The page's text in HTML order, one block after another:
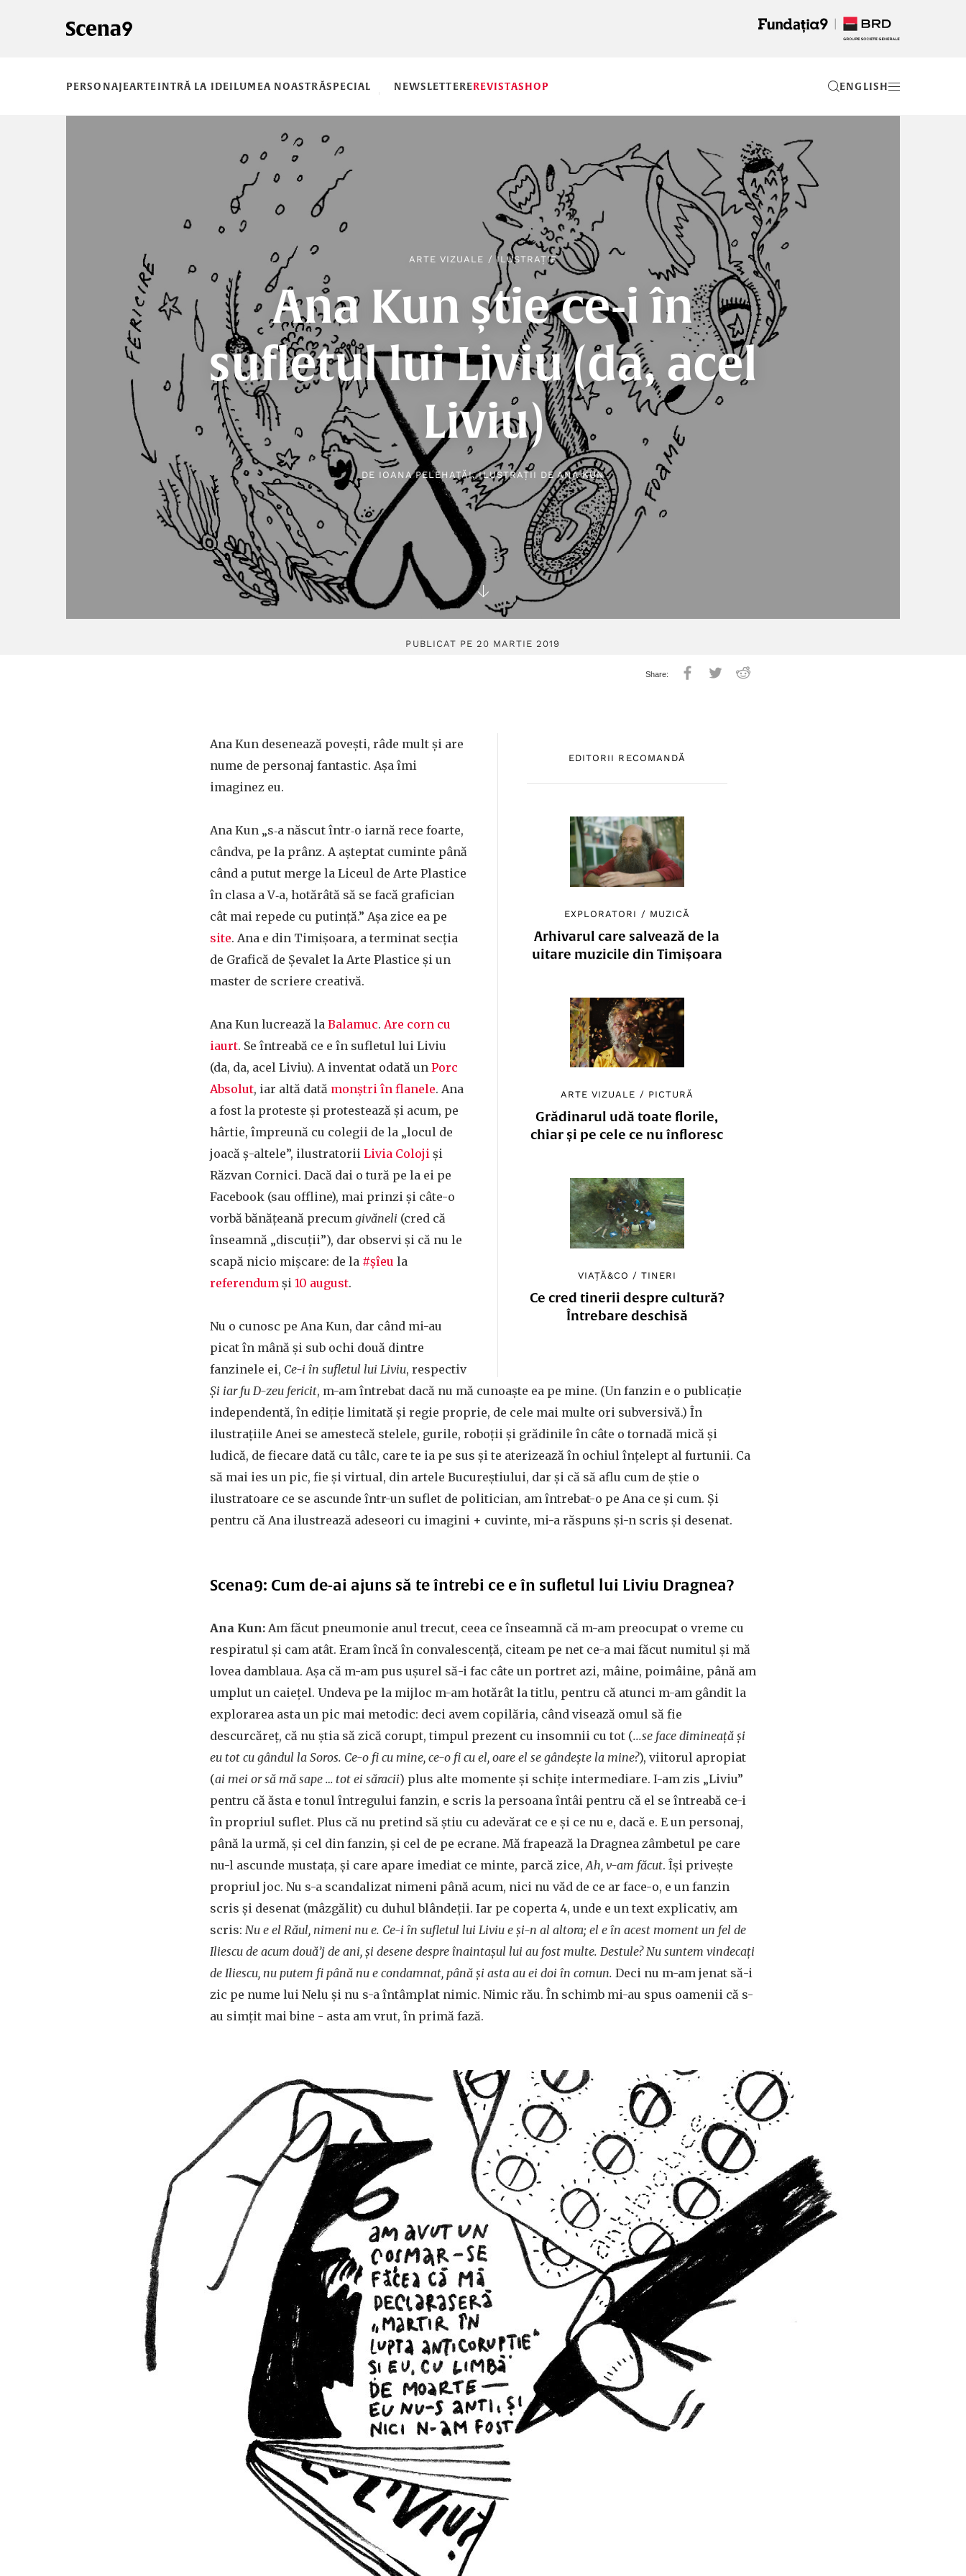
PERSONAJEARTEINTRĂ LA IDEILUMEA NOASTRĂSPECIAL NEWSLETTEREREVISTASHOP EN
ARTE VIZUALE /ILUSTRAȚIE
Ana Kun știe ce-i în
sufletul lui Liviu (da, acel
Liviu)
DE IOANA PELEHATĂI, ILUSTRAȚII DE ANA KUN
PUBLICAT PE 20 MARTIE 2019
EDITORII RECOMANDĂ
EXPLORATORI / MUZICĂ
Arhivarul care salvează de la
uitare muzicile din Timișoara
ARTE VIZUALE / PICTURĂ
Grădinarul udă toate florile,
chiar și pe cele ce nu înfloresc
VIAȚĂ&CO /TINERI
Ce cred tinerii despre cultură?
Întrebare deschisă
Ana Kun desenează povești, râde mult și are
nume de personaj fantastic. Așa îmi
imaginez eu.
Ana Kun „s‑a născut într‑o iarnă rece foarte,
cândva, pe la prânz. A așteptat cuminte până
când a putut merge la Liceul de Arte Plastice
în clasa a V‑a, hotărâtă să se facă grafician
cât mai repede cu putință.” Așa zice ea pe
site. Ana e din Timișoara, a terminat secția
de Grafică de Șevalet la Arte Plastice și un
master de scriere creativă.
Ana Kun lucrează la Balamuc. Are corn cu
iaurt. Se întreabă ce e în sufletul lui Liviu
(da, da, acel Liviu). A inventat odată un Porc
Absolut, iar altă dată monștri în flanele. Ana
a fost la proteste și protestează și acum, pe
hârtie, împreună cu colegii de la „locul de
joacă ș-altele”, ilustratorii Livia Coloji și
Răzvan Cornici. Dacă dai o tură pe la ei pe
Facebook (sau offline), mai prinzi și câte-o
vorbă bănățeană precum givăneli (cred că
înseamnă „discuții”), dar observi și că nu le
scapă nicio mișcare: de la #șîeu la
referendum și 10 august.
Nu o cunosc pe Ana Kun, dar când mi-au
picat în mână și sub ochi două dintre
fanzinele ei, Ce-i în sufletul lui Liviu, respectiv
Și iar fu D-zeu fericit, m-am întrebat dacă nu mă cunoaște ea pe mine. (Un fanzin e o publicație
independentă, în ediție limitată și regie proprie, de cele mai multe ori subversivă.) În
ilustrațiile Anei se amestecă stelele, gurile, roboții și grădinile în câte o tornadă mică și
ludică, de fiecare dată cu tâlc, care te ia pe sus și te aterizează în ochiul înțelept al furtunii. Ca
să mai ies un pic, fie și virtual, din artele Bucureștiului, dar și că să aflu cum de știe o
ilustratoare ce se ascunde într-un suflet de politician, am întrebat-o pe Ana ce și cum. Și
pentru că Ana ilustrează adeseori cu imagini + cuvinte, mi-a răspuns și-n scris și desenat.
Scena9: Cum de-ai ajuns să te întrebi ce e în sufletul lui Liviu Dragnea?
Ana Kun: Am făcut pneumonie anul trecut, ceea ce înseamnă că m-am preocupat o vreme cu
respiratul și cam atât. Eram încă în convalescență, citeam pe net ce-a mai făcut numitul și mă
lovea damblaua. Așa că m-am pus ușurel să-i fac câte un portret azi, mâine, poimâine, până am
umplut un caiețel. Undeva pe la mijloc m-am hotărât la titlu, pentru că atunci m-am gândit la
explorarea asta un pic mai metodic: deci avem copilăria, când visează omul să fie
descurcăreț, că nu știa să zică corupt, timpul prezent cu insomnii cu tot (...se face dimineață și
eu tot cu gândul la Soros. Ce-o fi cu mine, ce-o fi cu el, oare el se gândește la mine?), viitorul apropiat
(ai mei or să mă sape … tot ei săracii) plus alte momente și schițe intermediare. I-am zis „Liviu”
pentru că ăsta e tonul întregului fanzin, e scris la persoana întâi pentru că el se întreabă ce-i
în propriul suflet. Plus că nu pretind să știu cu adevărat ce e și ce nu e, dacă e. E un personaj,
până la urmă, și cel din fanzin, și cel de pe ecrane. Mă frapează la Dragnea zâmbetul pe care
nu-l ascunde mustața, și care apare imediat ce minte, parcă zice,Ah, v-am făcut. Își privește
propriul joc. Nu s-a scandalizat nimeni până acum, nici nu văd de ce ar face-o, e un fanzin
scris și desenat (mâzgălit) cu duhul blândeții. Iar pe coperta 4, unde e un text explicativ, am
scris: Nu e el Răul, nimeni nu e. Ce-i în sufletul lui Liviu e și-n al altora; el e în acest moment un fel de
Iliescu de acum două’j de ani, și desene despre înaintașul lui au fost multe. Destule? Nu suntem vindecați
de Iliescu, nu putem fi până nu e condamnat, până și asta au ei doi în comun. Deci nu m-am jenat să-i
zic pe nume lui Nelu și nu s-a întâmplat nimic. Nimic rău. În schimb mi-au spus oamenii că s-
au simțit mai bine - asta am vrut, în primă fază.